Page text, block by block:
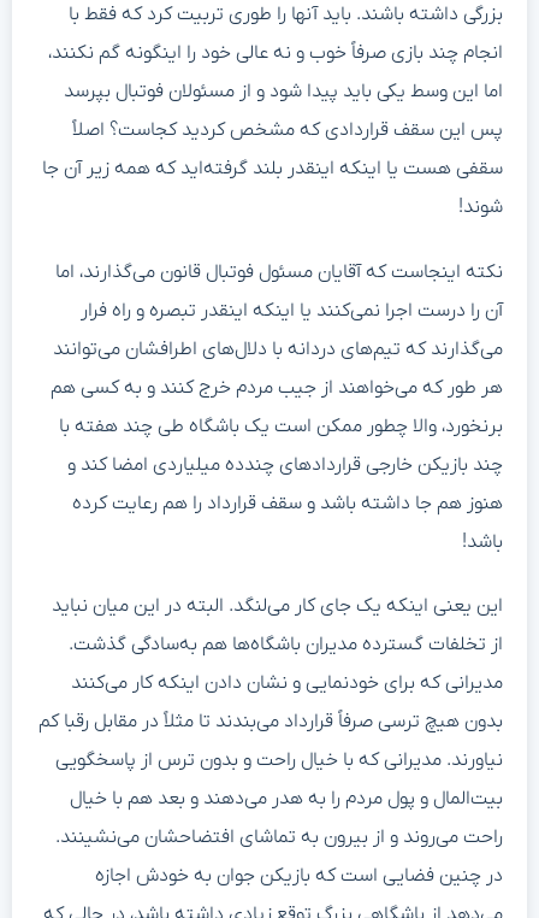
بزرگی داشته باشند. باید آنها را طوری تربیت کرد که فقط با
انجام چند بازی صرفاً خوب و نه عالی خود را اینگونه گم نکنند،
اما این وسط یکی باید پیدا شود و از مسئولان فوتبال بپرسد
پس این سقف قراردادی که مشخص کردید کجاست؟ اصلاً
سقفی هست یا اینکه اینقدر بلند گرفته‌اید که همه زیر آن جا
شوند!
نکته اینجاست که آقایان مسئول فوتبال قانون می‌گذارند، اما
آن را درست اجرا نمی‌کنند یا اینکه اینقدر تبصره و راه فرار
می‌گذارند که تیم‌های دردانه با دلال‌های اطرافشان می‌توانند
هر طور که می‌خواهند از جیب مردم خرج کنند و به کسی هم
برنخورد، والا چطور ممکن است یک باشگاه طی چند هفته با
چند بازیکن خارجی قراردادهای چندده میلیاردی امضا کند و
هنوز هم جا داشته باشد و سقف قرارداد را هم رعایت کرده
باشد!
این یعنی اینکه یک جای کار می‌لنگد. البته در این میان نباید
از تخلفات گسترده مدیران باشگاه‌ها هم به‌سادگی گذشت.
مدیرانی که برای خودنمایی و نشان دادن اینکه کار می‌کنند
بدون هیچ ترسی صرفاً قرارداد می‌بندند تا مثلاً در مقابل رقبا کم
نیاورند. مدیرانی که با خیال راحت و بدون ترس از پاسخگویی
بیت‌المال و پول مردم را به هدر می‌دهند و بعد هم با خیال
راحت می‌روند و از بیرون به تماشای افتضاحشان می‌نشینند.
در چنین فضایی است که بازیکن جوان به خودش اجازه